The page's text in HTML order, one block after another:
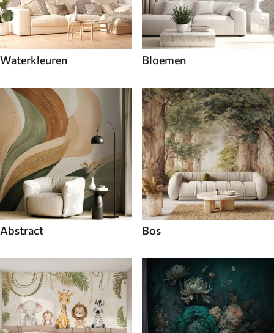
Waterkleuren Bloemen
Abstract Bos